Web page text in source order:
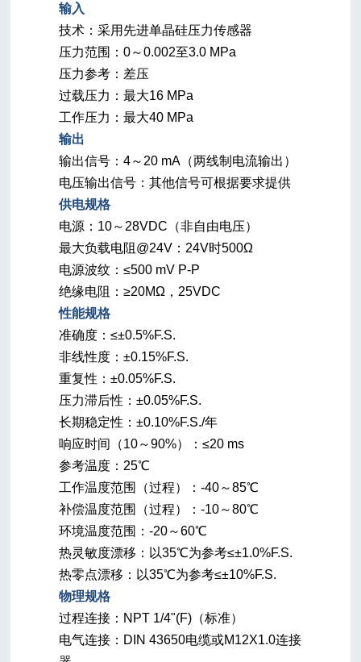
输入
技术：采用先进单晶硅压力传感器
压力范围：0～0.002至3.0 MPa
压力参考：差压
过载压力：最大16 MPa
工作压力：最大40 MPa
输出
输出信号：4～20 mA（两线制电流输出）
电压输出信号：其他信号可根据要求提供
供电规格
电源：10～28VDC（非自由电压）
最大负载电阻@24V：24V时500Ω
电源波纹：≤500 mV P-P
绝缘电阻：≥20MΩ，25VDC
性能规格
准确度：≤±0.5%F.S.
非线性度：±0.15%F.S.
重复性：±0.05%F.S.
压力滞后性：±0.05%F.S.
长期稳定性：±0.10%F.S./年
响应时间（10～90%）：≤20 ms
参考温度：25℃
工作温度范围（过程）：-40～85℃
补偿温度范围（过程）：-10～80℃
环境温度范围：-20～60℃
热灵敏度漂移：以35℃为参考≤±1.0%F.S.
热零点漂移：以35℃为参考≤±10%F.S.
物理规格
过程连接：NPT 1/4"(F)（标准）
电气连接：DIN 43650电缆或M12X1.0连接